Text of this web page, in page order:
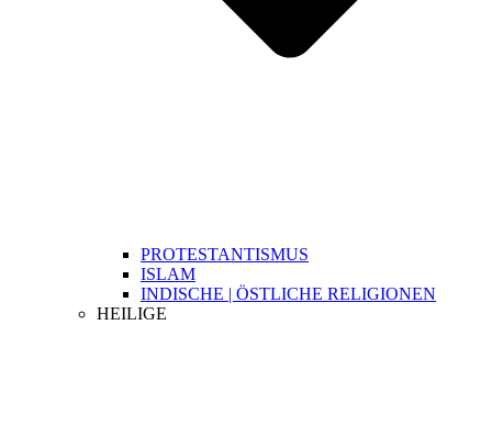
PROTESTANTISMUS
ISLAM
INDISCHE | ÖSTLICHE RELIGIONEN
HEILIGE